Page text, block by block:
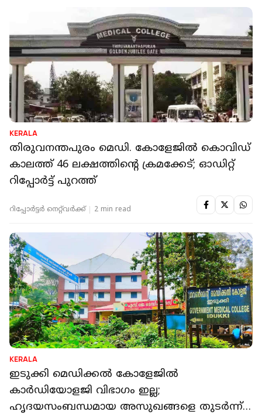
KERALA
തിരുവനന്തപുരം മെഡി. കോളേജില്‍ കൊവിഡ്
കാലത്ത് 46 ലക്ഷത്തിന്റെ ക്രമക്കേട്; ഓഡിറ്റ്
റിപ്പോര്‍ട്ട് പുറത്ത്
റിപ്പോർട്ടർ നെറ്റ്‌വര്‍ക്ക്‌ 2 min read
KERALA
ഇടുക്കി മെഡിക്കൽ കോളേജിൽ
കാർഡിയോളജി വിഭാഗം ഇല്ല;
ഹൃദയസംബന്ധമായ അസുഖങ്ങളെ തുടർന്ന്